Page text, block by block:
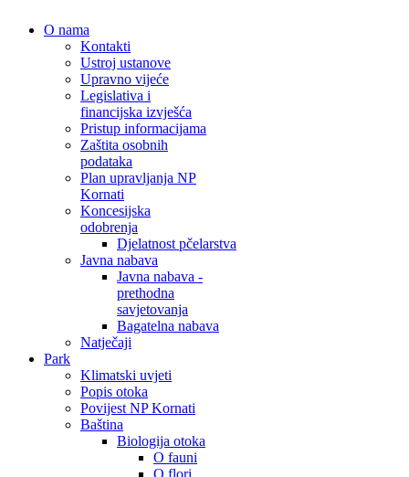
O nama
Kontakti
Ustroj ustanove
Upravno vijeće
Legislativa i
financijska izvješća
Pristup informacijama
Zaštita osobnih
podataka
Plan upravljanja NP
Kornati
Koncesijska
odobrenja
Djelatnost pčelarstva
Javna nabava
Javna nabava -
prethodna
savjetovanja
Bagatelna nabava
Natječaji
Park
Klimatski uvjeti
Popis otoka
Povijest NP Kornati
Baština
Biologija otoka
O fauni
O flori